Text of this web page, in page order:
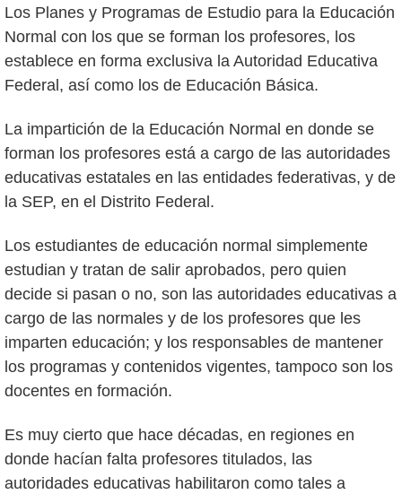
Los Planes y Programas de Estudio para la Educación
Normal con los que se forman los profesores, los
establece en forma exclusiva la Autoridad Educativa
Federal, así como los de Educación Básica.
La impartición de la Educación Normal en donde se
forman los profesores está a cargo de las autoridades
educativas estatales en las entidades federativas, y de
la SEP, en el Distrito Federal.
Los estudiantes de educación normal simplemente
estudian y tratan de salir aprobados, pero quien
decide si pasan o no, son las autoridades educativas a
cargo de las normales y de los profesores que les
imparten educación; y los responsables de mantener
los programas y contenidos vigentes, tampoco son los
docentes en formación.
Es muy cierto que hace décadas, en regiones en
donde hacían falta profesores titulados, las
autoridades educativas habilitaron como tales a